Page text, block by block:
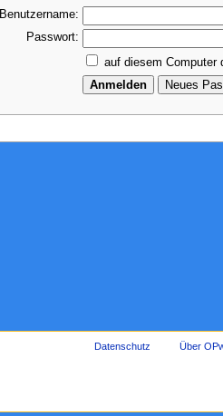
Benutzername:
Passwort:
auf diesem Computer
Datenschutz Über